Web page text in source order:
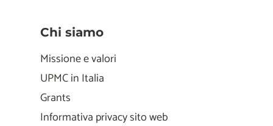
Chi siamo
Missione e valori
UPMC in Italia
Grants
Informativa privacy sito web